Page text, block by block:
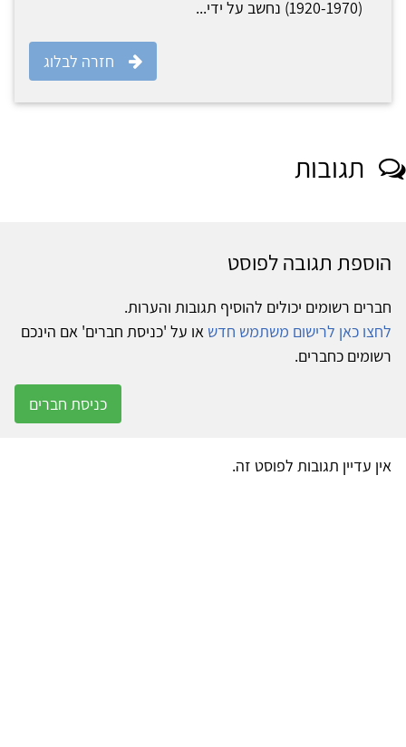
(1920-1970) נחשב על ידי...
חזרה לבלוג
תגובות
הוספת תגובה לפוסט
חברים רשומים יכולים להוסיף תגובות והערות.
לחצו כאן לרישום משתמש חדש או על 'כניסת חברים' אם הינכם
רשומים כחברים.
כניסת חברים
אין עדיין תגובות לפוסט זה.